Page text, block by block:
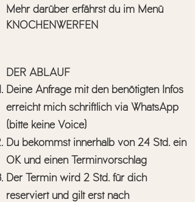
Mehr darüber erfährst du im Menü
KNOCHENWERFEN
DER ABLAUF
Deine Anfrage mit den benötigten Infos
erreicht mich schriftlich via WhatsApp
(bitte keine Voice)
Du bekommst innerhalb von 24 Std. ein
OK und einen Terminvorschlag
Der Termin wird 2 Std. für dich
reserviert und gilt erst nach